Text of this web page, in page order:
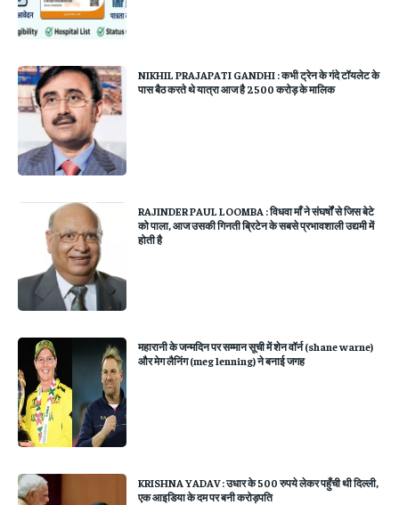
NIKHIL PRAJAPATI GANDHI : कभी ट्रेन के गंदे टॉयलेट के
पास बैठ करते थे यात्रा आज है 2500 करोड़ के मालिक
RAJINDER PAUL LOOMBA : विधवा माँ ने संघर्षों से जिस बेटे
को पाला, आज उसकी गिनती ब्रिटेन के सबसे प्रभावशाली उद्यमी में
होती है
महारानी के जन्मदिन पर सम्मान सूची में शेन वॉर्न (shane warne)
और मेग लैनिंग (meg lenning) ने बनाई जगह
KRISHNA YADAV : उधार के 500 रुपये लेकर पहुँची थी दिल्ली,
एक आइडिया के दम पर बनी करोड़पति